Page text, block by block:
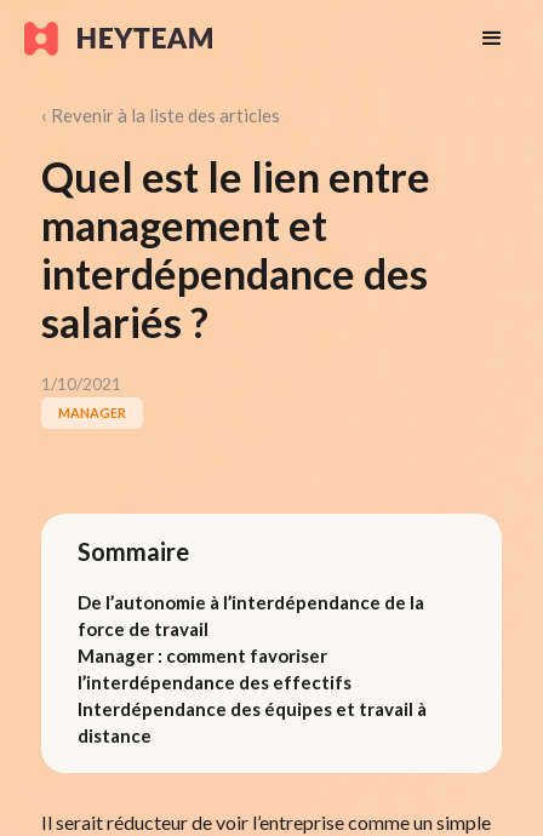
‹ Revenir à la liste des articles
Quel est le lien entre
management et
interdépendance des
salariés ?
1/10/2021
MANAGER
Sommaire
De l’autonomie à l’interdépendance de la
force de travail
Manager : comment favoriser
l’interdépendance des effectifs
Interdépendance des équipes et travail à
distance
Il serait réducteur de voir l’entreprise comme un simple